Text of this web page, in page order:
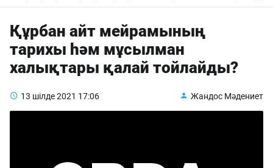
Құрбан айт мейрамының
тарихы һәм мұсылман
халықтары қалай тойлайды?
13 шілде 2021 17:06 Жандос Мәдениет